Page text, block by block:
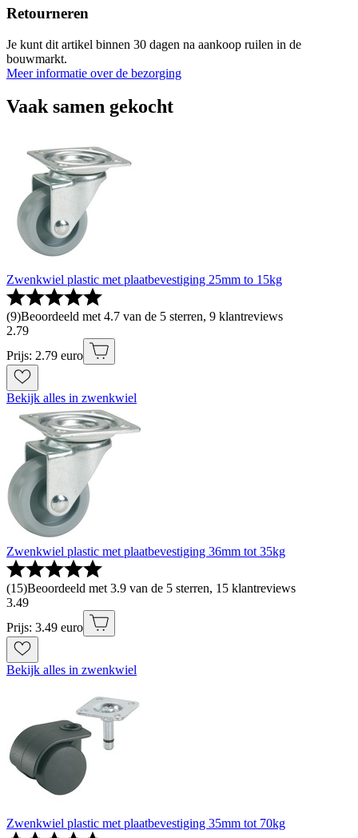
Retourneren
Je kunt dit artikel binnen 30 dagen na aankoop ruilen in de
bouwmarkt.
Meer informatie over de bezorging
Vaak samen gekocht
Zwenkwiel plastic met plaatbevestiging 25mm to 15kg
(9)Beoordeeld met 4.7 van de 5 sterren, 9 klantreviews
2.79
Prijs: 2.79 euro
Bekijk alles in zwenkwiel
Zwenkwiel plastic met plaatbevestiging 36mm tot 35kg
(15)Beoordeeld met 3.9 van de 5 sterren, 15 klantreviews
3.49
Prijs: 3.49 euro
Bekijk alles in zwenkwiel
Zwenkwiel plastic met plaatbevestiging 35mm tot 70kg